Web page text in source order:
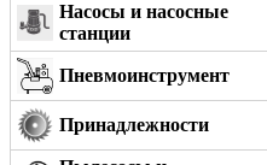
Насосы и насосные
станции
Пневмоинструмент
Принадлежности